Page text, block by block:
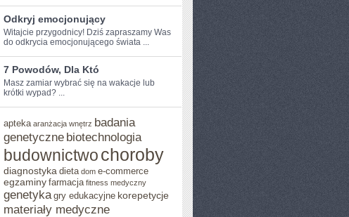
Odkryj emocjonujący
Witajcie przygodnicy!⁤ Dziś zapraszamy ‌Was
do odkrycia emocjonującego świata ...
7 Powodów, Dla Któ
Masz ⁣zamiar ‍wybrać się na‍ wakacje ⁣lub
krótki wypad? ...
apteka aranżacja wnętrz badania
genetyczne biotechnologia
budownictwochoroby
diagnostyka dieta dom e-commerce
egzaminy farmacja fitness medyczny
genetyka gry edukacyjne korepetycje
materiały medyczne